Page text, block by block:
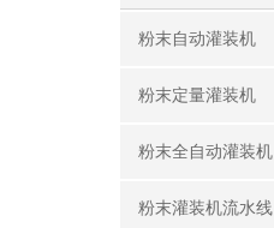
粉末自动灌装机
粉末定量灌装机
粉末全自动灌装机
粉末灌装机流水线